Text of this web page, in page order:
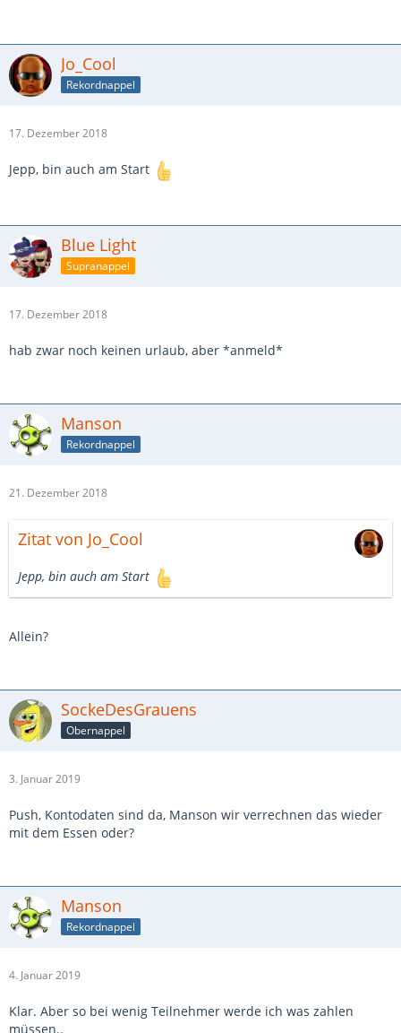
Jo_Cool
Rekordnappel
17. Dezember 2018
Jepp, bin auch am Start
Blue Light
Supranappel
17. Dezember 2018
hab zwar noch keinen urlaub, aber *anmeld*
Manson
Rekordnappel
21. Dezember 2018
Zitat von Jo_Cool
Jepp, bin auch am Start
Allein?
SockeDesGrauens
Obernappel
3. Januar 2019
Push, Kontodaten sind da, Manson wir verrechnen das wieder
mit dem Essen oder?
Manson
Rekordnappel
4. Januar 2019
Klar. Aber so bei wenig Teilnehmer werde ich was zahlen
müssen..